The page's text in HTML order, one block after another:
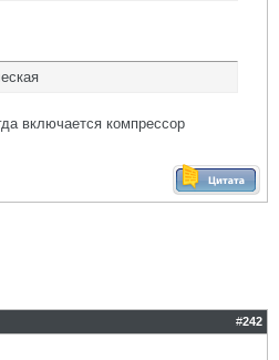
включается компрессор
#242